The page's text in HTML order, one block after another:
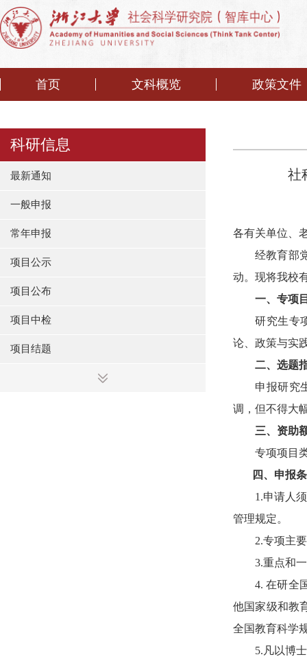
首页 文科概览 政策文件
科研信息
最新通知
一般申报
常年申报
项目公示
项目公布
项目中检
项目结题
社
各有关单位、
经教育部
动。现将我校
一、专项
研究生专
论、政策与实
二、选题
申报研究
调，但不得大
三、资助
专项项目
四、 申报
1.申请人
管理规定。
2.专项主
3.重点和
4.在研全
他国家级和教
全国教育科学
5. 凡以博